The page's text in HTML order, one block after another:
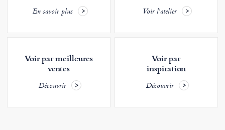
En savoir plus Voir l'atelier
Voir par meilleures
ventes
Découvrir
Voir par
inspiration
Découvrir